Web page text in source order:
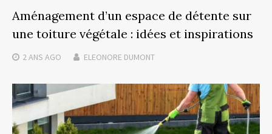
Aménagement d’un espace de détente sur
une toiture végétale : idées et inspirations
2 ANS AGO ELEONORE DUMONT